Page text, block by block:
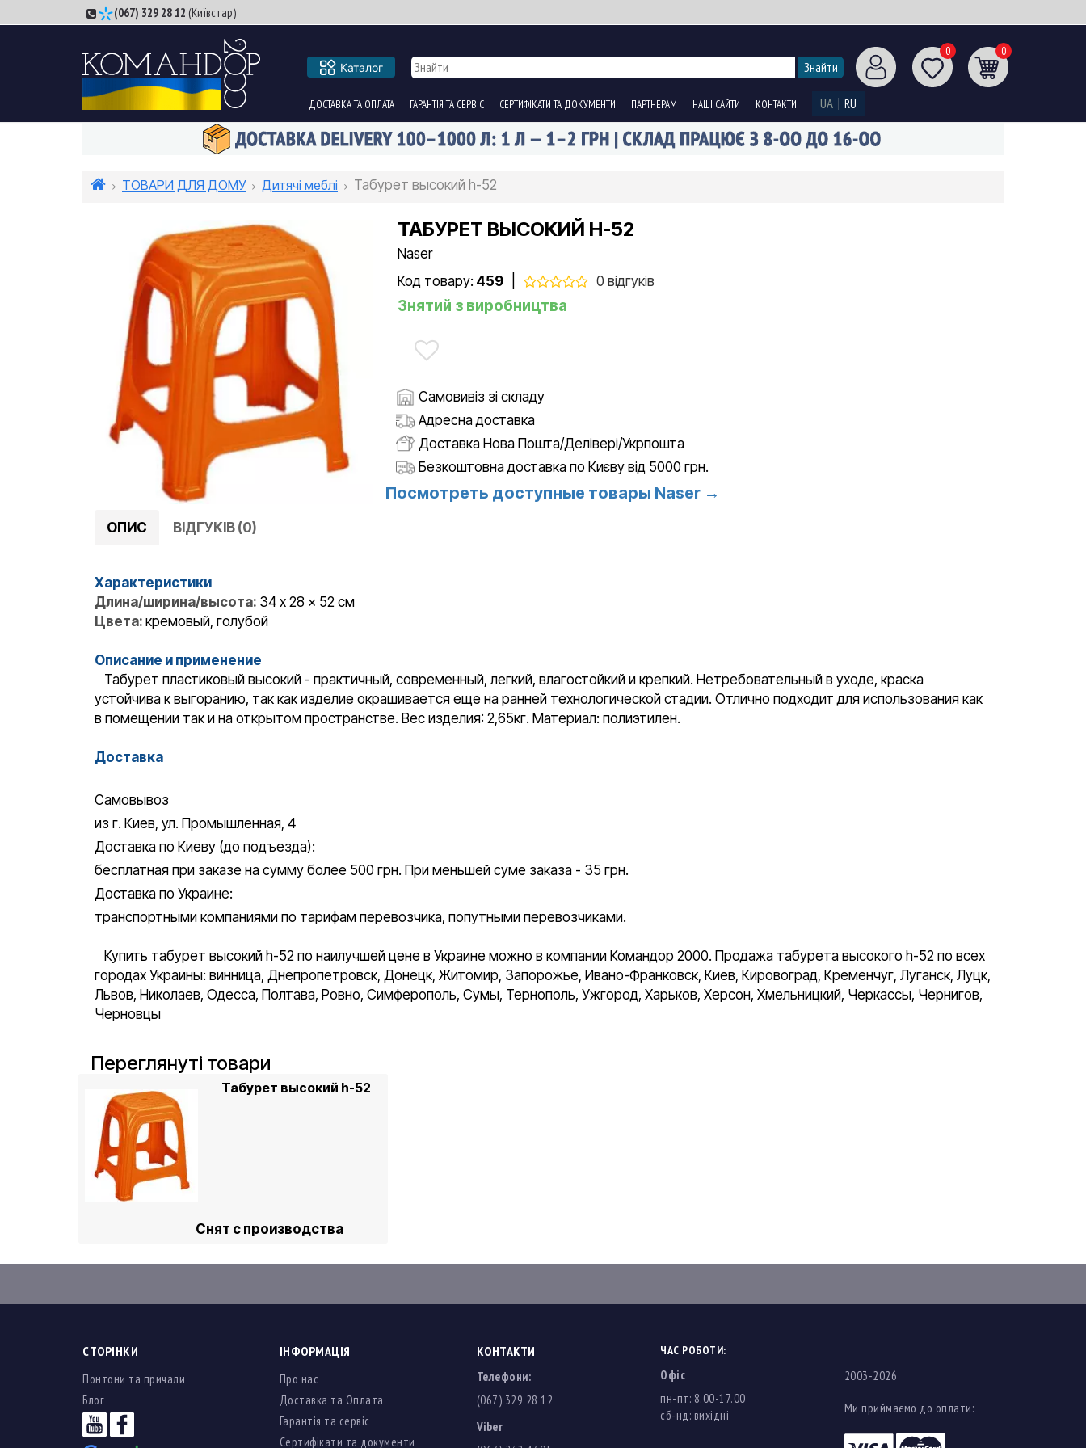
(067) 329 28 12 (Київстар)
Каталог
0 0
ДОСТАВКА ТА ОПЛАТА ГАРАНТІЯ ТА СЕРВІС СЕРТИФІКАТИ ТА ДОКУМЕНТИ ПАРТНЕРАМ НАШІ САЙТИ КОНТАКТИ UA RU
ТОВАРИ ДЛЯ ДОМУ Дитячі меблі Табурет высокий h-52
ТАБУРЕТ ВЫСОКИЙ H-52
Naser
Код товару: 459 0 відгуків
Знятий з виробництва
Самовивіз зі складу
Адресна доставка
Доставка Нова Пошта/Делівері/Укрпошта
Безкоштовна доставка по Києву від 5000 грн.
Посмотреть доступные товары Naser →
ОПИС ВІДГУКІВ (0)
Характеристики
Длина/ширина/высота: 34 x 28 x 52 см
Цвета: кремовый, голубой
Описание и применение
Табурет пластиковый высокий - практичный, современный, легкий, влагостойкий и крепкий. Нетребовательный в уходе, краска
устойчива к выгоранию, так как изделие окрашивается еще на ранней технологической стадии. Отлично подходит для использования как
в помещении так и на открытом пространстве. Вес изделия: 2,65кг. Материал: полиэтилен.
Доставка
Самовывоз
из г. Киев, ул. Промышленная, 4
Доставка по Киеву (до подъезда):
бесплатная при заказе на сумму более 500 грн. При меньшей суме заказа - 35 грн.
Доставка по Украине:
транспортными компаниями по тарифам перевозчика, попутными перевозчиками.
Купить табурет высокий h-52 по наилучшей цене в Украине можно в компании Командор 2000. Продажа табурета высокого h-52 по всех
городах Украины: винница, Днепропетровск, Донецк, Житомир, Запорожье, Ивано-Франковск, Киев, Кировоград, Кременчуг, Луганск, Луцк,
Львов, Николаев, Одесса, Полтава, Ровно, Симферополь, Сумы, Тернополь, Ужгород, Харьков, Херсон, Хмельницкий, Черкассы, Чернигов,
Черновцы
Переглянуті товари
Табурет высокий h-52
Снят с производства
СТОРІНКИ
Понтони та причали
Блог
ІНФОРМАЦІЯ
Про нас
Доставка та Оплата
Гарантія та сервіс
Сертифікати та документи
КОНТАКТИ
Телефони:
(067) 329 28 12
Viber
ЧАС РОБОТИ:
Офіс
пн-пт: 8.00-17.00
cб-нд: вихідні
2003-2026
Ми приймаємо до оплати: